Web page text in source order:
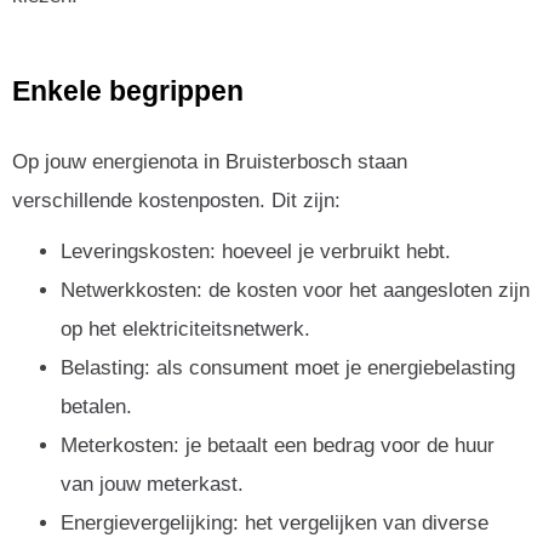
Enkele begrippen
Op jouw energienota in Bruisterbosch staan
verschillende kostenposten. Dit zijn:
Leveringskosten: hoeveel je verbruikt hebt.
Netwerkkosten: de kosten voor het aangesloten zijn
op het elektriciteitsnetwerk.
Belasting: als consument moet je energiebelasting
betalen.
Meterkosten: je betaalt een bedrag voor de huur
van jouw meterkast.
Energievergelijking: het vergelijken van diverse